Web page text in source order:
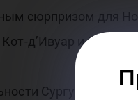
сюрпризом для
д’Ивуар и ЮГУ
Сургутского